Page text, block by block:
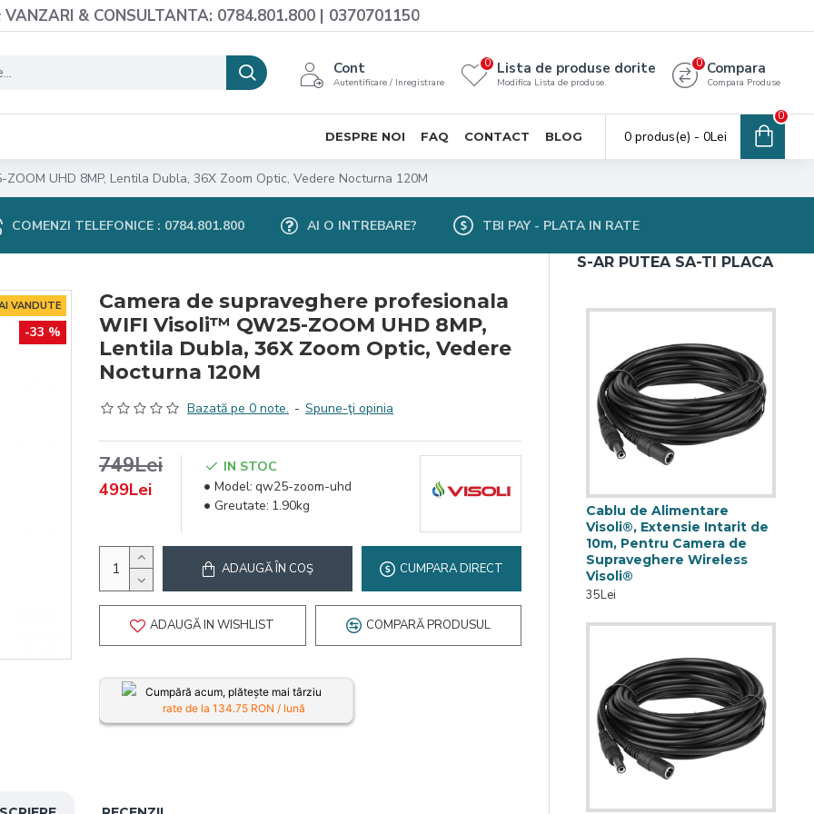
VANZARI & CONSULTANTA: 0784.801.800 | 0370701150
Cont
Autentificare / Inregistrare
Lista de produse dorite
Modifica Lista de produse.
0 Compara
Compara Produse
0
DESPRE NOI FAQ CONTACT BLOG 0 produs(e) - 0Lei
0
UHD 8MP, Lentila Dubla, 36X Zoom Optic, Vedere Nocturna 120M
COMENZI TELEFONICE : 0784.801.800 AI O INTREBARE? TBI PAY - PLATA IN RATE
VANDUTE
-33 %
Camera de supraveghere profesionala
WIFI Visoli™ QW25-ZOOM UHD 8MP,
Lentila Dubla, 36X Zoom Optic, Vedere
Nocturna 120M
Bazată pe 0 note. - Spune-ţi opinia
499Lei
749Lei
IN STOC
Model: qw25-zoom-uhd
Greutate: 1.90kg
ADAUGĂ ÎN COŞ CUMPARA DIRECT
ADAUGĂ IN WISHLIST COMPARĂ PRODUSUL
Cumpără acum, plătește mai târziu
rate de la 134.75RON / lună
S-AR PUTEA SA-TI PLACA
Cablu de Alimentare
Visoli®, Extensie Intarit de
10m, Pentru Camera de
Supraveghere Wireless
Visoli®
35Lei